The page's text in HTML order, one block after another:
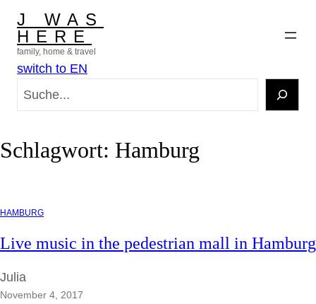
Inhalt
springen
J WAS
HERE
family, home & travel
switch to EN
e
Schlagwort: Hamburg
HAMBURG
Live music in the pedestrian mall in Hamburg
Julia
November 4, 2017